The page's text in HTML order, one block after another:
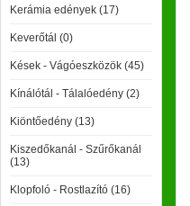
Kerámia edények (17)
Keverőtál (0)
Kések - Vágóeszközök (45)
Kínálótál - Tálalóedény (2)
Kiöntőedény (13)
Kiszedőkanál - Szűrőkanál
(13)
Klopfoló - Rostlazító (16)